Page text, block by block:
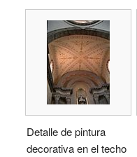
Detalle de pintura
decorativa en el techo